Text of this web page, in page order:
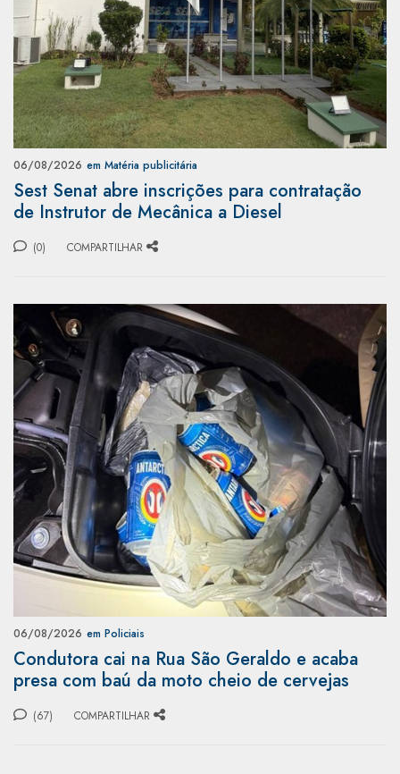
06/08/2026 em Matéria publicitária
Sest Senat abre inscrições para contratação
de Instrutor de Mecânica a Diesel
(0) COMPARTILHAR
06/08/2026 em Policiais
Condutora cai na Rua São Geraldo e acaba
presa com baú da moto cheio de cervejas
(67) COMPARTILHAR